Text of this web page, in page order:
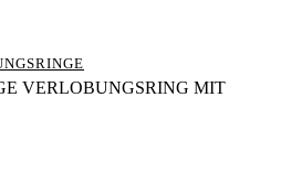
VERLOBUNGSRING MIT